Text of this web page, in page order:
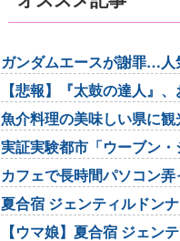
ガンダムエースが謝罪…人
【悲報】『太鼓の達人』
魚介料理の美味しい県に
実証実験都市「ウーブン
カフェで長時間パソコン
夏合宿 ジェンティルドンナ
【ウマ娘】夏合宿 ジェン